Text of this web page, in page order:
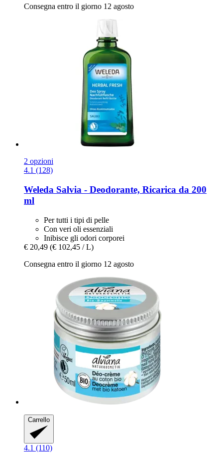
Consegna entro il giorno 12 agosto
2 opzioni
4.1 (128)
Weleda Salvia -​ Deodorante, Ricarica da 200
ml
Per tutti i tipi di pelle
Con veri oli essenziali
Inibisce gli odori corporei
€ 20,49 (€ 102,45 / L)
Consegna entro il giorno 12 agosto
Carrello
4.1 (110)